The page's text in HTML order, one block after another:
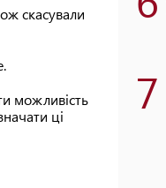
скасували
можливість
ці
7